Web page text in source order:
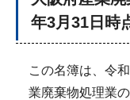
年3月31日時
この名簿は、令
業廃棄物処理業